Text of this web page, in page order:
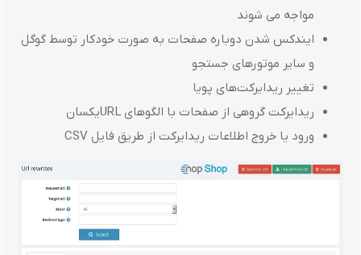
مواجه می شوند
ایندکس شدن دوباره صفحات به صورت خودکار توسط گوگل
و سایر موتورهای جستجو
تغییر ریدایرکت‌های پویا
ریدایرکت گروهی از صفحات با الگوهای URLیکسان
ورود یا خروج اطلاعات ریدایرکت از طریق فایل CSV